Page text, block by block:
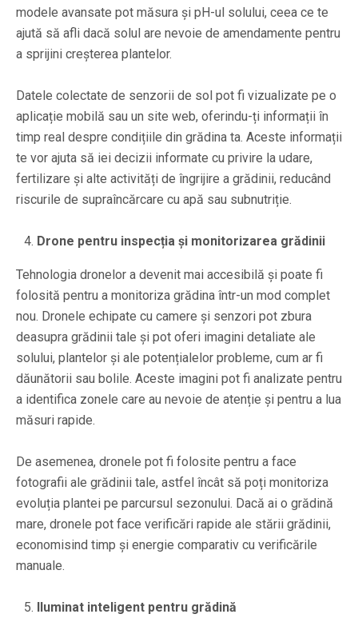
modele avansate pot măsura și pH-ul solului, ceea ce te
ajută să afli dacă solul are nevoie de amendamente pentru
a sprijini creșterea plantelor.
Datele colectate de senzorii de sol pot fi vizualizate pe o
aplicație mobilă sau un site web, oferindu-ți informații în
timp real despre condițiile din grădina ta. Aceste informații
te vor ajuta să iei decizii informate cu privire la udare,
fertilizare și alte activități de îngrijire a grădinii, reducând
riscurile de supraîncărcare cu apă sau subnutriție.
Drone pentru inspecția și monitorizarea grădinii
Tehnologia dronelor a devenit mai accesibilă și poate fi
folosită pentru a monitoriza grădina într-un mod complet
nou. Dronele echipate cu camere și senzori pot zbura
deasupra grădinii tale și pot oferi imagini detaliate ale
solului, plantelor și ale potențialelor probleme, cum ar fi
dăunătorii sau bolile. Aceste imagini pot fi analizate pentru
a identifica zonele care au nevoie de atenție și pentru a lua
măsuri rapide.
De asemenea, dronele pot fi folosite pentru a face
fotografii ale grădinii tale, astfel încât să poți monitoriza
evoluția plantei pe parcursul sezonului. Dacă ai o grădină
mare, dronele pot face verificări rapide ale stării grădinii,
economisind timp și energie comparativ cu verificările
manuale.
Iluminat inteligent pentru grădină